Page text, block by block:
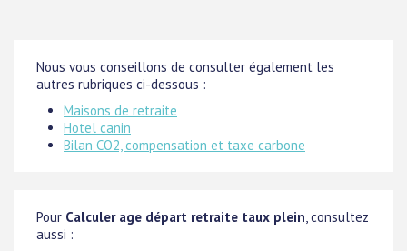
Nous vous conseillons de consulter également les
autres rubriques ci-dessous :
Maisons de retraite
Hotel canin
Bilan CO2, compensation et taxe carbone
Pour Calculer age départ retraite taux plein, consultez
aussi :